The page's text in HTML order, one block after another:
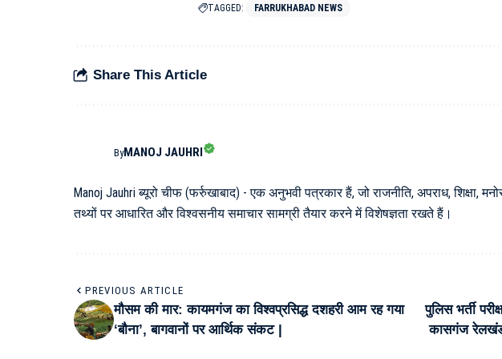
TAGGED: FARRUKHABAD NEWS
Share This Article
ByMANOJ JAUHRI
Manoj Jauhri ब्यूरो चीफ (फर्रुखाबाद) - एक अनुभवी पत्रकार हैं, जो राजनीति, अपराध, शिक्षा,
तथ्यों पर आधारित और विश्वसनीय समाचार सामग्री तैयार करने में विशेषज्ञता रखते हैं।
PREVIOUS ARTICLE
मौसम की मार: कायमगंज का विश्वप्रसिद्ध दशहरी आम रह गया
‘बौना’, बागवानों पर आर्थिक संकट |
पुलिस भर्ती
कासगंज रेलखंड